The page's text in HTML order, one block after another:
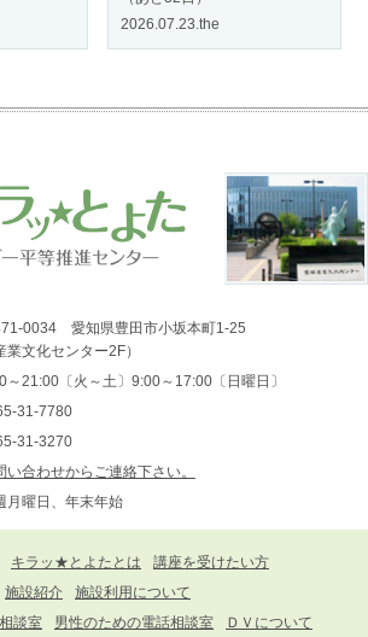
2026.07.23.the
0034 愛知県豊田市小坂本町1-25
業文化センター2F）
～21:00〔火～土〕9:00～17:00〔日曜日〕
31-7780
31-3270
い合わせからご連絡下さい。
月曜日、年末年始
キラッ★とよたとは
講座を受けたい方
施設紹介
施設利用について
談室
男性のための電話相談室 ＤＶについて